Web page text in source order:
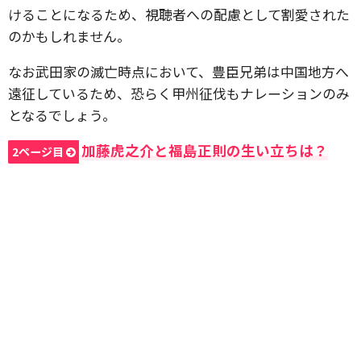
けることになるため、視聴者への配慮として割愛された
のかもしれません。
なお武田家の滅亡時点において、豊臣兄弟は中国地方へ
遠征しているため、恐らく甲州征伐もナレーションのみ
となるでしょう。
2ページ目 加藤虎之介と福島正則の生い立ちは？